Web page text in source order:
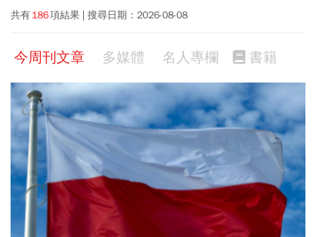
共有186項結果 搜尋日期： 2026-08-08
今周刊文章 多媒體 名人專欄 書籍